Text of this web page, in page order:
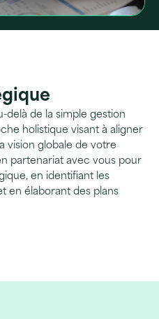
delà de la simple gestion
holistique visant à aligner
vision globale de votre
partenariat avec vous pour
en identifiant les
en élaborant des plans